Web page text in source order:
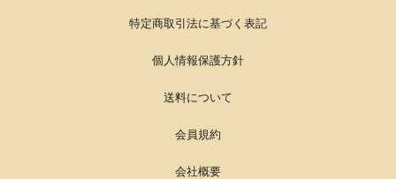
特定商取引法に基づく表記
個人情報保護方針
送料について
会員規約
会社概要